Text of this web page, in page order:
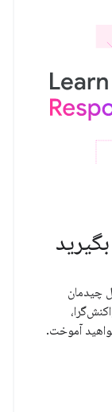
چیدمان
آموخت.